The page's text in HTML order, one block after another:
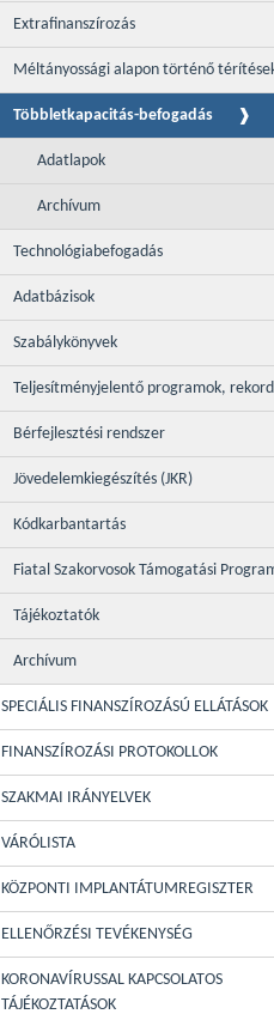
Extrafinanszírozás
Méltányossági alapon történő
Többletkapacitás-befogadás
Adatlapok
Archívum
Technológiabefogadás
Adatbázisok
Szabálykönyvek
Teljesítményjelentő programok,
Bérfejlesztési rendszer
Jövedelemkiegészítés (JKR)
Kódkarbantartás
Fiatal Szakorvosok Támogatási
Tájékoztatók
Archívum
SPECIÁLIS FINANSZÍROZÁSÚ ELLÁTÁSOK
FINANSZÍROZÁSI PROTOKOLLOK
SZAKMAI IRÁNYELVEK
VÁRÓLISTA
KÖZPONTI IMPLANTÁTUMREGISZTER
ELLENŐRZÉSI TEVÉKENYSÉG
KORONAVÍRUSSAL KAPCSOLATOS
TÁJÉKOZTATÁSOK